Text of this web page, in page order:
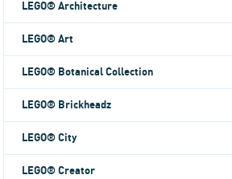
LEGO® Architecture
LEGO® Art
LEGO® Botanical Collection
LEGO® Brickheadz
LEGO® City
LEGO® Creator